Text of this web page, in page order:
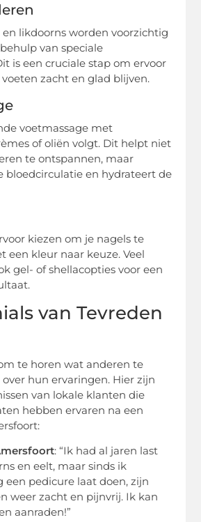
likdoorns worden voorzichtig
van speciale
is een cruciale stap om ervoor
zacht en glad blijven.
voetmassage met
of oliën volgt. Dit helpt niet
te ontspannen, maar
bloedcirculatie en hydrateert de
kiezen om je nagels te
een kleur naar keuze. Veel
gel- of shellacopties voor een
van Tevreden
te horen wat anderen te
hun ervaringen. Hier zijn
van lokale klanten die
hebben ervaren na een
: “Ik had al jaren last
en eelt, maar sinds ik
een pedicure laat doen, zijn
weer zacht en pijnvrij. Ik kan
aanraden!”